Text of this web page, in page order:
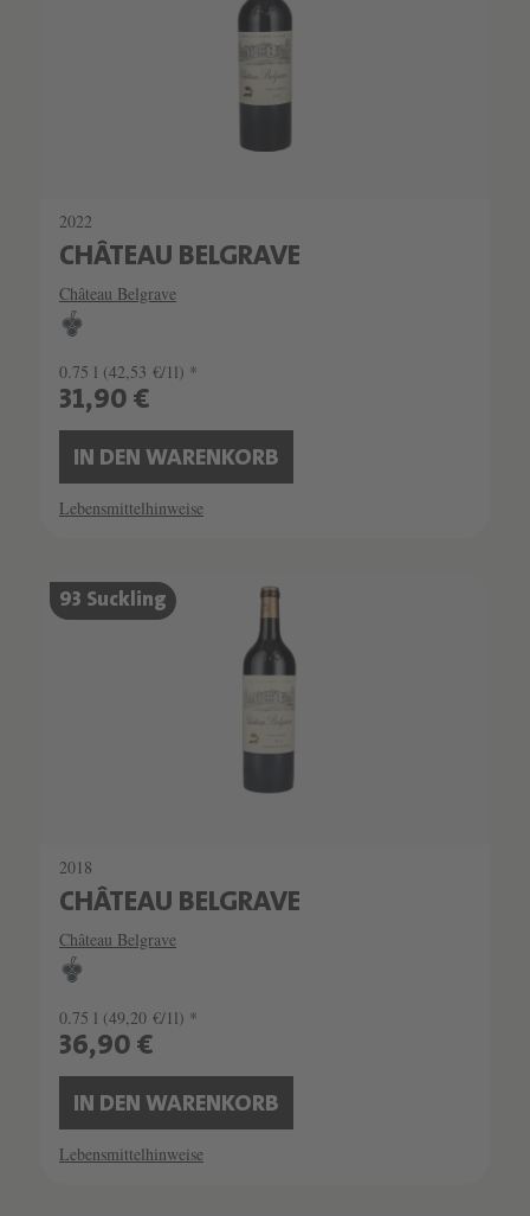
2022
CHÂTEAU BELGRAVE
Château Belgrave
0.75 l (42,53 €/1l) *
31,90 €
IN DEN WARENKORB
Lebensmittelhinweise
93 Suckling
2018
CHÂTEAU BELGRAVE
Château Belgrave
0.75 l (49,20 €/1l) *
36,90 €
IN DEN WARENKORB
Lebensmittelhinweise